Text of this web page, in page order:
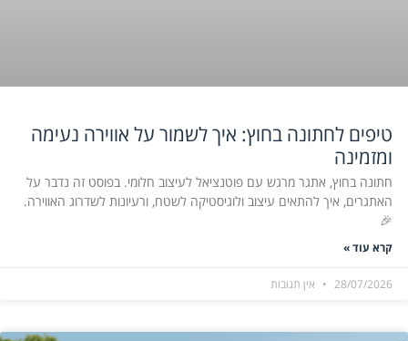
טיפים לחתונה בחוץ: איך לשמור על אווירה נעימה
ומזמינה
חתונה בחוץ, אתגר מרגש עם פוטנציאל לעיצוב חלומי. בפוסט זה נדבר על
האתגרים, איך להתאים עיצוב ולוגיסטיקה לשטח, ורעיונות לשדרוג האווירה.
🎉
קרא עוד »
28/07/2026 אין תגובות